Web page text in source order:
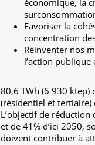
économique, la
Favoriser la
concentration
Réinventer nos
l’action publique
80,6 TWh (6 930 ktep)
(résidentiel et
L’objectif de
et de 41% d’ici 2050,
doivent contribuer à